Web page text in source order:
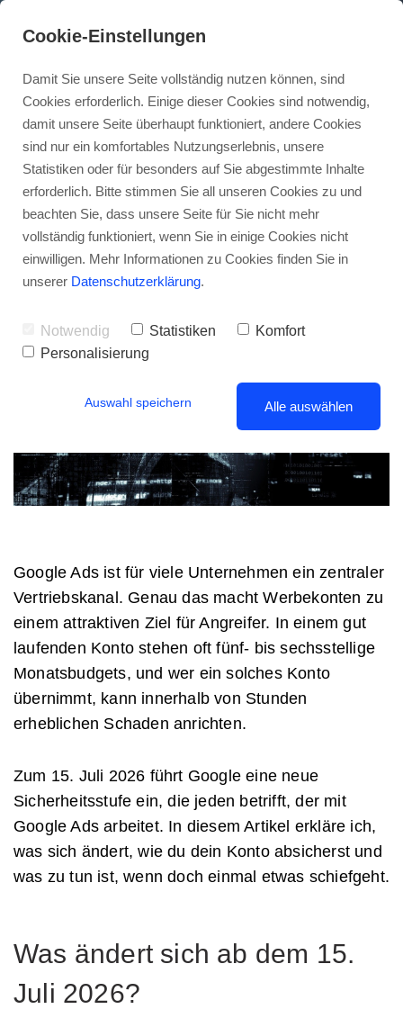
Google Ads Konto schützen:
Passkey-Pflicht ab Juli
• • •
Google Ads ist für viele Unternehmen ein zentraler
Vertriebskanal. Genau das macht Werbekonten zu
einem attraktiven Ziel für Angreifer. In einem gut
laufenden Konto stehen oft fünf- bis sechsstellige
Monatsbudgets, und wer ein solches Konto
übernimmt, kann innerhalb von Stunden
erheblichen Schaden anrichten.
Zum 15. Juli 2026 führt Google eine neue
Sicherheitsstufe ein, die jeden betrifft, der mit
Google Ads arbeitet. In diesem Artikel erkläre ich,
was sich ändert, wie du dein Konto absicherst und
was zu tun ist, wenn doch einmal etwas schiefgeht.
Was ändert sich ab dem 15.
Juli 2026?
Cookie-Einstellungen
Damit Sie unsere Seite vollständig nutzen können, sind
Cookies erforderlich. Einige dieser Cookies sind notwendig,
damit unsere Seite überhaupt funktioniert, andere Cookies
sind nur ein komfortables Nutzungserlebnis, unsere
Statistiken oder für besonders auf Sie abgestimmte Inhalte
erforderlich. Bitte stimmen Sie all unseren Cookies zu und
beachten Sie, dass unsere Seite für Sie nicht mehr
vollständig funktioniert, wenn Sie in einige Cookies nicht
einwilligen. Mehr Informationen zu Cookies finden Sie in
unserer Datenschutzerklärung.
Notwendig Statistiken
Komfort
Personalisierung
Auswahl speichern Alle auswählen